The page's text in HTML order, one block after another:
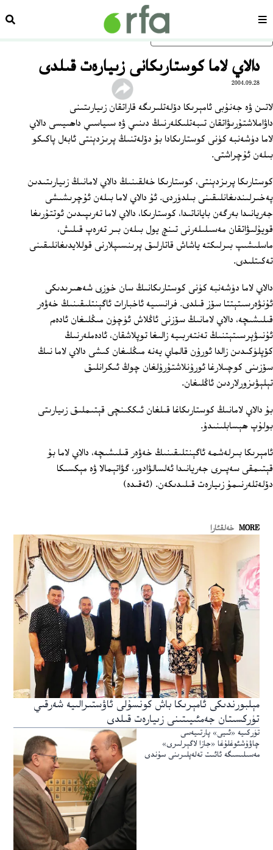
ئاساسلىق مەزمۇنغا ئاتلاڭسەھىپە
دالاي لاما كوستارىكانى زىيارەت قىلدى
2004.09.28
لاتىن ۋە جەنۇبى ئامېرىكا دۆلەتلىرىگە قاراتقان زىيارىتىنى
داۋاملاشتۇرىۋاتقان تىبەتلىكلەرنىڭ دىنىي ۋە سىياسىي داھىيسى دالاي
لاما دۈشەنبە كۈنى كوستارىكادا بۇ دۆلەتنىڭ پرىزدېنتى ئابەل پاكىكو
بىلەن ئۇچراشتى.
كوستارىكا پرىزدېنتى، كوستارىكا خەلقىنىڭ دالاي لامانىڭ زىيارىتىدىن
پەخىرلىندىغانلىقىنى بىلدۈردى. ئۇ دالاي لاما بىلەن ئۇچرىشىشى
جەريانىدا بەرگەن باياناتىدا، كوستارىكا، دالاي لاما تەرىپىدىن ئوتتۇرىغا
قويۇلىۋاتقان مەسىلىلەرنى تىنچ يول بىلەن بىر تەرەپ قىلىش،
ماسلىشىپ بىرلىكتە ياشاش قاتارلىق پرىنسىپلارنى قوللايدىغانلىقىنى
تەكىتلىدى.
دالاي لاما دۈشەنبە كۈنى كوستارىكانىڭ سان خوزى شەھىرىدىكى
ئۇنۋەرسىتېتتا سۆز قىلدى. فرانسىيە ئاخبارات ئاگېنتلىقىنىڭ خەۋەر
قىلىشىچە، دالاي لامانىڭ سۆزنى ئاڭلاش ئۈچۈن مىڭلىغان ئادەم
ئۇنىۋېرسىتېتنىڭ تەنتەربىيە زالىغا توپلاشقان، ئادەملەرنىڭ
كۆپلۈكىدىن زالدا ئورۇن قالماي يەنە مىڭلىغان كىشى دالاي لاما نىڭ
سۆزىنى كوچىلارغا ئورۇنلاشتۇرۇلغان چوڭ ئىكرانلىق
تېلېۋىزورلاردىن ئاڭلىغان.
بۇ دالاي لامانىڭ كوستارىكاغا قىلغان ئىككىنچى قېتىملىق زىيارىتى
بولۇپ ھېسابلىنىدۇ.
ئامېرىكا بىرلەشمە ئاگېنتلىقىنىڭ خەۋەر قىلىشىچە، دالاي لاما بۇ
قېتىمقى سەپىرى جەريانىدا ئەلسالۋادور، گۋاتېمالا ۋە مېكسىكا
دۆلەتلەرنىمۇ زىيارەت قىلىدىكەن. (ئەقىدە)
MORE خەلقئارا
مېلبورندىكى ئامېرىكا باش كونسۇلى ئاۋستىرالىيە شەرقىي
تۈركسىتان جەمئىيىتىنى زىيارەت قىلدى
تۈركىيە «ئىيى» پارتىيەسى
چاۋۇشئوغلۇغا «جازا لاگېرلىرى»
مەسىلىسىگە ئائىت تەلەپلىرىنى سۇندى